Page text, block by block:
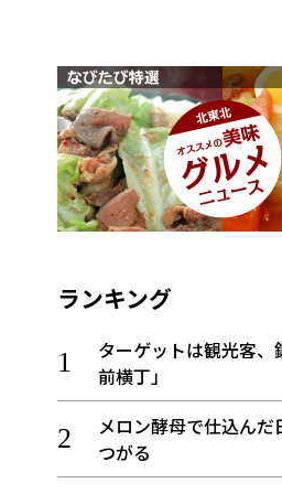
ランキング
ターゲットは観光客、
前横丁」
メロン酵母で仕込んだ
つがる